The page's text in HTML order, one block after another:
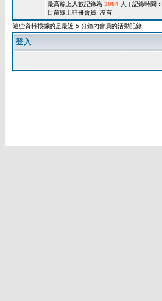
最高線上人數記錄為 3084 人 [ 記錄時間 ::
目前線上註冊會員: 沒有
這些資料根據的是最近 5 分鐘內會員的活動記錄
登入